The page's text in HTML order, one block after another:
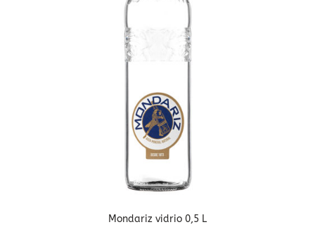
Mondariz vidrio 0,5 L